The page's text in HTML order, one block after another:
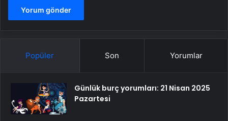
Popüler Son Yorumlar
Günlük burç yorumları: 21 Nisan 2025
Pazartesi